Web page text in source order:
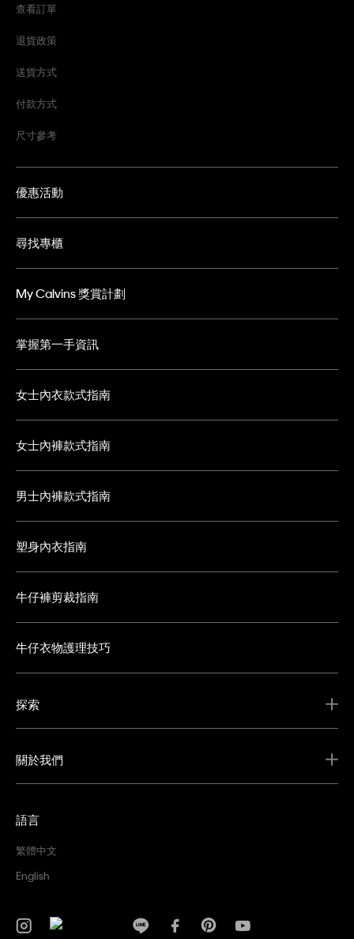
查看訂單
退貨政策
送貨方式
付款方式
尺寸參考
優惠活動
尋找專櫃
My Calvins 獎賞計劃
掌握第一手資訊
女士內衣款式指南
女士內褲款式指南
男士內褲款式指南
塑身內衣指南
牛仔褲剪裁指南
牛仔衣物護理技巧
探索
關於我們
語言
繁體中文
English